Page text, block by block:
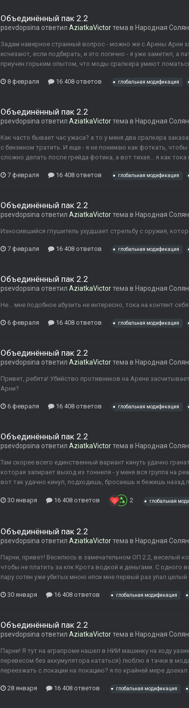
Объединённый пак 2.2
psevdopsina ответил AziatkaVictorтема в Народная
Задам наверное странный вопрос - можно же с Арены Арни
исчезают, если подбирать, и это логично - я уже заметил, а
приучен горьким опытом, что моды сралкера умеют
8 февраля 16 408 ответов глобальная модификация
Объединённый пак 2.2
psevdopsina ответил AziatkaVictorтема в Народная
Как часто бывает час ужаса? а то у меня два сралкера
с бензином тратить. И еще - я не понимаю как фоткать,
сложно делать после грейда фотика, а вот тихая... я как
7 февраля 16 408 ответов глобальная модификация
Объединённый пак 2.2
psevdopsina ответил AziatkaVictorтема в Народная
Износившийся глушитель ухудшает стрельбу с оружия,
7 февраля 16 408 ответов глобальная модификация
Объединённый пак 2.2
psevdopsina ответил AziatkaVictorтема в Народная
Не... мне подобное абузить не интересно, тока на контент
6 февраля 16 408 ответов глобальная модификация
Объединённый пак 2.2
psevdopsina ответил AziatkaVictorтема в Народная
Привет, ребята! Убийство противников на Арене
Арни?
6 февраля 16 408 ответов глобальная модификация
Объединённый пак 2.2
psevdopsina ответил AziatkaVictorтема в Народная
Там скорее всего единственный вариант кинуть удачно
которая запирает выход из тоннеля - у меня вся группа на
вот так удачно кинул, подходишь, бросаешь и бежишь назад
30 января 16 408 ответов 2 глобальная
Объединённый пак 2.2
psevdopsina ответил AziatkaVictorтема в Народная
Парни, привет! Веселюсь в замечательном ОП 2.2, веселый
чтобы не платить за кпк Крота водкой и деньгами. С одного
пару сотен уже убитых мною нпси мне первый раз упал
30 января 16 408 ответов глобальная модификация
Объединённый пак 2.2
psevdopsina ответил AziatkaVictorтема в Народная
Парни! Я тут на аграпроме нашел в НИИ машинку на ходу
перевесом без аккумулятора кататься) люблю я тачки в
переезжать с локации на локацию? я по крайней мере
28 января 16 408 ответов глобальная модификация